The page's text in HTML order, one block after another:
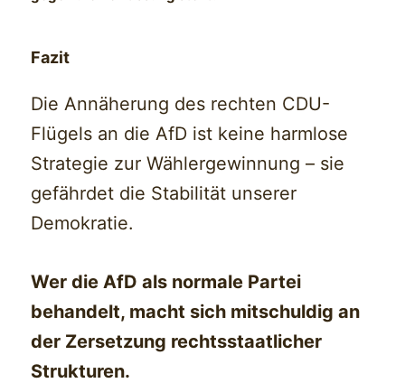
Fazit
Die Annäherung des rechten CDU-
Flügels an die AfD ist keine harmlose
Strategie zur Wählergewinnung – sie
gefährdet die Stabilität unserer
Demokratie.
Wer die AfD als normale Partei
behandelt, macht sich mitschuldig an
der Zersetzung rechtsstaatlicher
Strukturen.